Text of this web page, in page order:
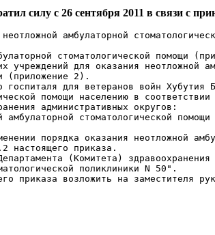
силу c 26 сентября 2011 в связи с
амбулаторной
стоматологической помощи
учреждений для оказания неотложной
(приложение 2).
госпиталя для ветеранов войн Хубутия
помощи населению в
административных округов:
стоматологической
порядка оказания неотложной
настоящего приказа.
(Комитета)
поликлиники N 50".
приказа возложить на заместителя